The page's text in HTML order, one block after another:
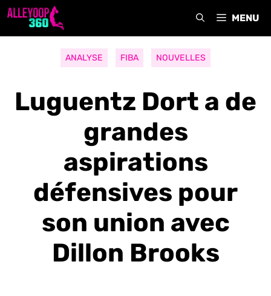
Aller
MENU
ANALYSE FIBA NOUVELLES
Luguentz Dort a de
grandes
aspirations
défensives pour
son union avec
Dillon Brooks